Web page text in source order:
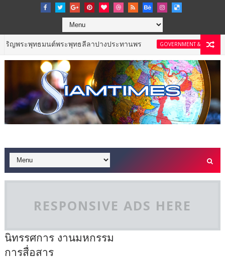
นต์พระพุทธลีลาปางประทานพร GOVERNMENT & NPO ททท. เดินหน้
RESPONSIVE ADS HERE
นิทรรศการ งานมหกรรม
การสื่อสาร